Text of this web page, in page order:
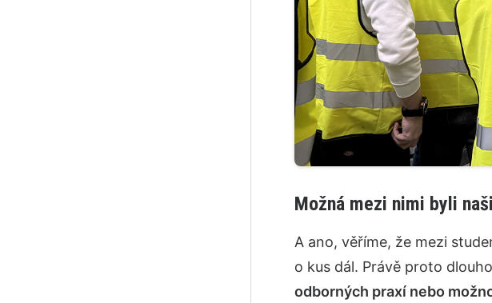
Možná mezi nimi byli
A ano, věříme, že mezi
o kus dál. Právě proto
odborných praxí nebo